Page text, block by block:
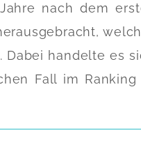
nach dem
Dabei handelte es
Fall im